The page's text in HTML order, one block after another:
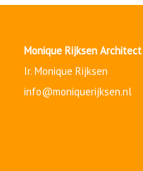
Monique Rijksen Architect
Ir. Monique Rijksen
info@moniquerijksen.nl